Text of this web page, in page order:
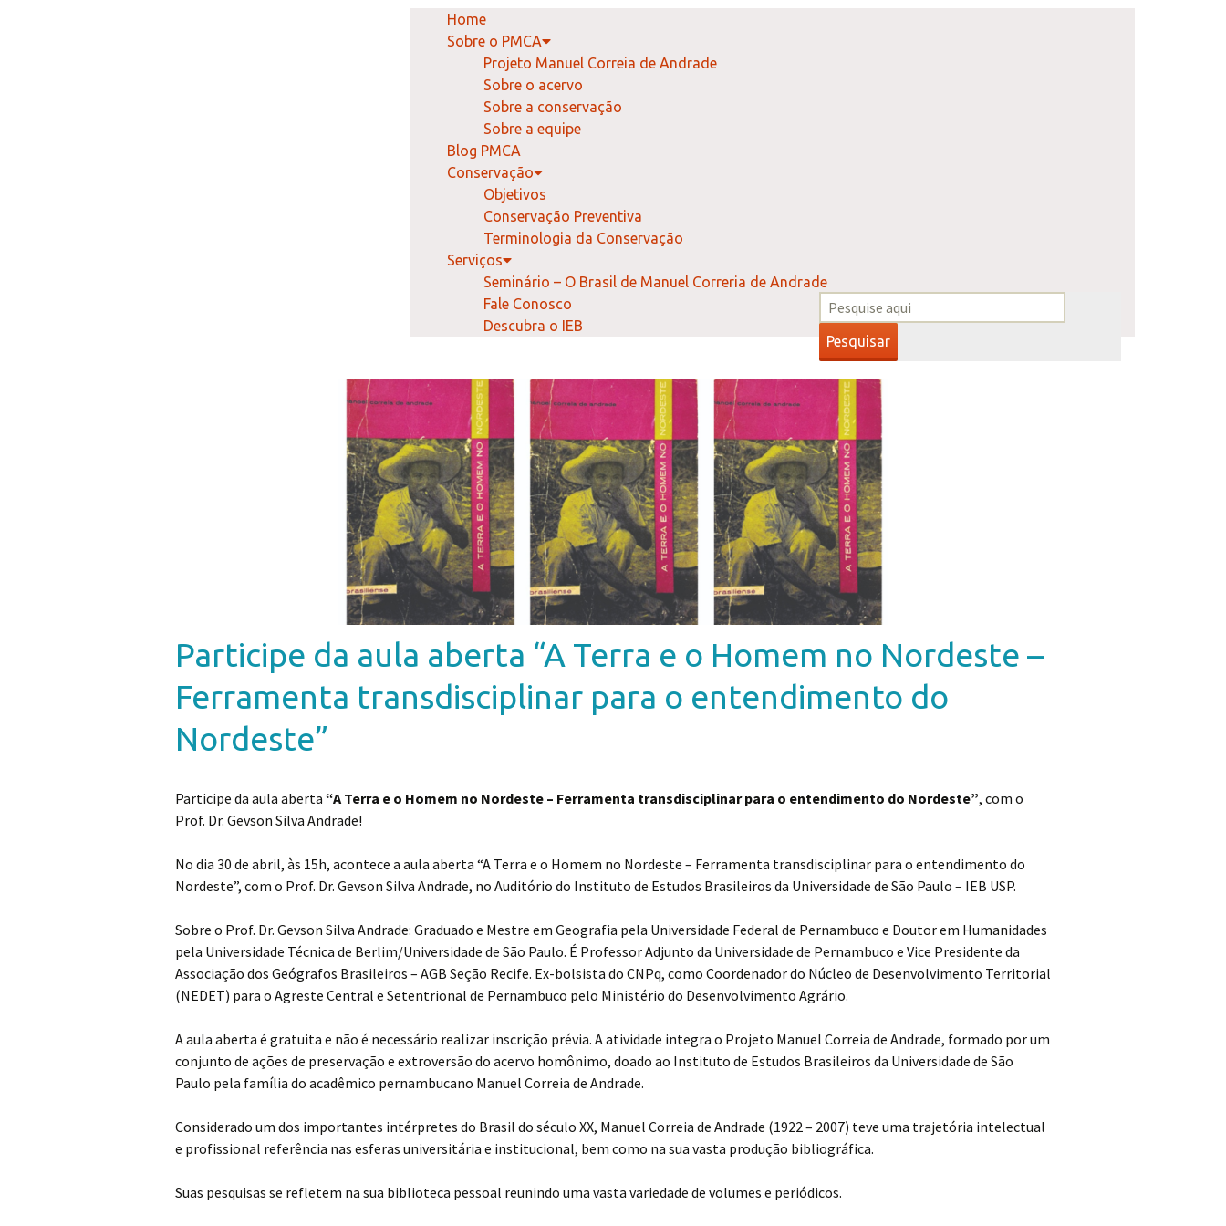
Home
Sobre o PMCA
Projeto Manuel Correia de Andrade
Sobre o acervo
Sobre a conservação
Sobre a equipe
Blog PMCA
Conservação
Objetivos
Conservação Preventiva
Terminologia da Conservação
Serviços
Seminário – O Brasil de Manuel Correria de Andrade
Fale Conosco
Descubra o IEB
Pesquisar
Participe da aula aberta “A Terra e o Homem no Nordeste –
Ferramenta transdisciplinar para o entendimento do
Nordeste”
Participe da aula aberta “A Terra e o Homem no Nordeste – Ferramenta transdisciplinar para o entendimento do Nordeste”, com o
Prof. Dr. Gevson Silva Andrade!
No dia 30 de abril, às 15h, acontece a aula aberta “A Terra e o Homem no Nordeste – Ferramenta transdisciplinar para o entendimento do
Nordeste”, com o Prof. Dr. Gevson Silva Andrade, no Auditório do Instituto de Estudos Brasileiros da Universidade de São Paulo – IEB USP.
Sobre o Prof. Dr. Gevson Silva Andrade: Graduado e Mestre em Geografia pela Universidade Federal de Pernambuco e Doutor em Humanidades
pela Universidade Técnica de Berlim/Universidade de São Paulo. É Professor Adjunto da Universidade de Pernambuco e Vice Presidente da
Associação dos Geógrafos Brasileiros – AGB Seção Recife. Ex-bolsista do CNPq, como Coordenador do Núcleo de Desenvolvimento Territorial
(NEDET) para o Agreste Central e Setentrional de Pernambuco pelo Ministério do Desenvolvimento Agrário.
A aula aberta é gratuita e não é necessário realizar inscrição prévia. A atividade integra o Projeto Manuel Correia de Andrade, formado por um
conjunto de ações de preservação e extroversão do acervo homônimo, doado ao Instituto de Estudos Brasileiros da Universidade de São
Paulo pela família do acadêmico pernambucano Manuel Correia de Andrade.
Considerado um dos importantes intérpretes do Brasil do século XX, Manuel Correia de Andrade (1922 – 2007) teve uma trajetória intelectual
e profissional referência nas esferas universitária e institucional, bem como na sua vasta produção bibliográfica.
Suas pesquisas se refletem na sua biblioteca pessoal reunindo uma vasta variedade de volumes e periódicos.